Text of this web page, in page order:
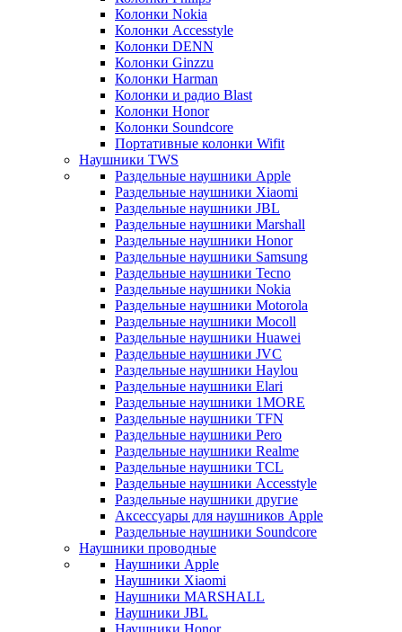
Колонки Nokia
Колонки Accesstyle
Колонки DENN
Колонки Ginzzu
Колонки Harman
Колонки и радио Blast
Колонки Honor
Колонки Soundcore
Портативные колонки Wifit
Наушники TWS
Раздельные наушники Apple
Раздельные наушники Xiaomi
Раздельные наушники JBL
Раздельные наушники Marshall
Раздельные наушники Honor
Раздельные наушники Samsung
Раздельные наушники Tecno
Раздельные наушники Nokia
Раздельные наушники Motorola
Раздельные наушники Mocoll
Раздельные наушники Huawei
Раздельные наушники JVC
Раздельные наушники Haylou
Раздельные наушники Elari
Раздельные наушники 1MORE
Раздельные наушники TFN
Раздельные наушники Pero
Раздельные наушники Realme
Раздельные наушники TCL
Раздельные наушники Accesstyle
Раздельные наушники другие
Аксессуары для наушников Apple
Раздельные наушники Soundcore
Наушники проводные
Наушники Apple
Наушники Xiaomi
Наушники MARSHALL
Наушники JBL
Наушники Honor